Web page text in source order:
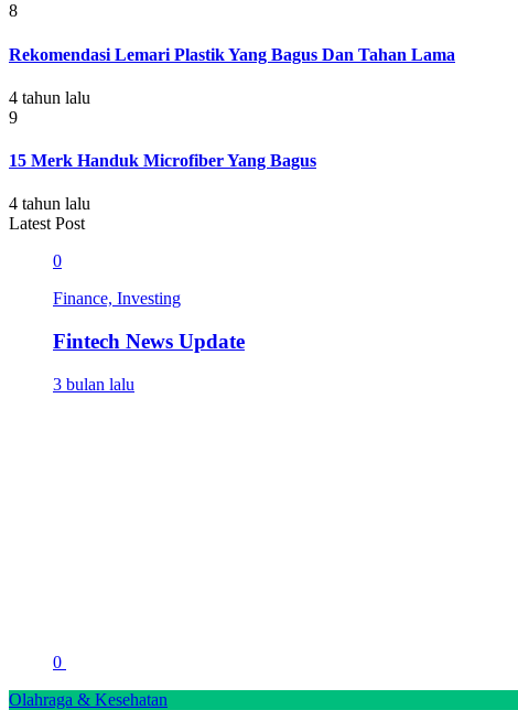
8
Rekomendasi Lemari Plastik Yang Bagus Dan Tahan Lama
4 tahun lalu
9
15 Merk Handuk Microfiber Yang Bagus
4 tahun lalu
Latest Post
0
Finance, Investing
Fintech News Update
3 bulan lalu
0
Olahraga & Kesehatan